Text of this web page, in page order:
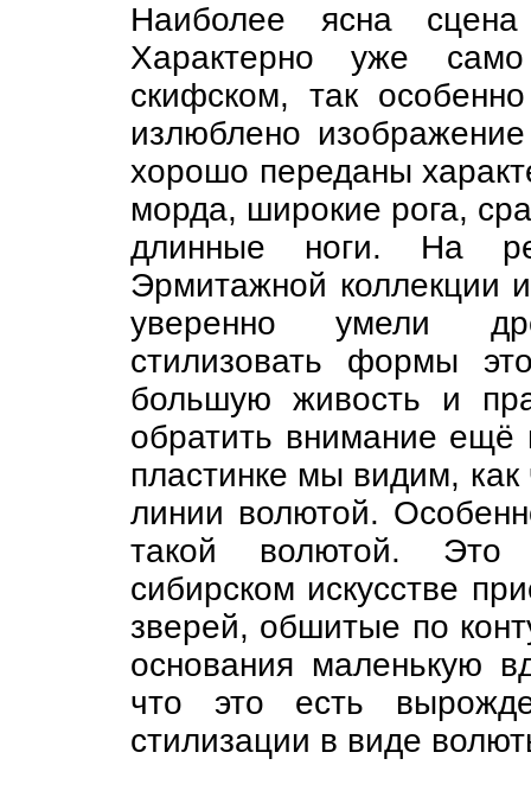
Наиболее ясна
Характерно уже
скифском, так
излюблено
хорошо переданы
морда, широкие рога,
длинные ноги. На
Эрмитажной коллекции
уверенно умели
стилизовать формы
большую живость и
обратить внимание ещё
пластинке мы видим, как
линии волютой.
такой волютой. Это
сибирском искусстве
зверей, обшитые по
основания маленькую
что это есть
стилизации в виде